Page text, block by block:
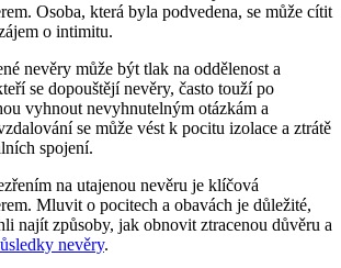
Osoba, která byla podvedena, se může cítit
o intimitu.
nevěry může být tlak na oddělenost a
se dopouštějí nevěry, často touží po
vyhnout nevyhnutelným otázkám a
se může vést k pocitu izolace a ztrátě
spojení.
na utajenou nevěru je klíčová
Mluvit o pocitech a obavách je důležité,
najít způsoby, jak obnovit ztracenou důvěru a
nevěry.